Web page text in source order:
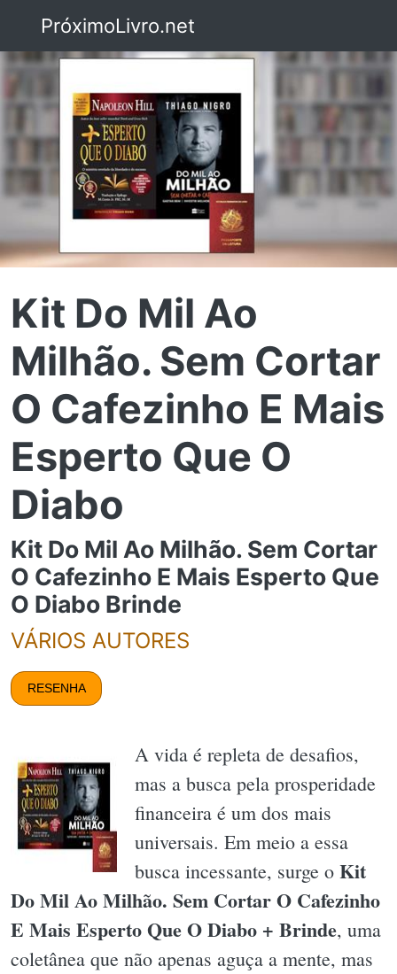
PróximoLivro.net
Kit Do Mil Ao
Milhão. Sem Cortar
O Cafezinho E Mais
Esperto Que O
Diabo
Kit Do Mil Ao Milhão. Sem Cortar
O Cafezinho E Mais Esperto Que
O Diabo Brinde
VÁRIOS AUTORES
RESENHA
A vida é repleta de desafios,
mas a busca pela prosperidade
financeira é um dos mais
universais. Em meio a essa
busca incessante, surge o Kit
Do Mil Ao Milhão. Sem Cortar O Cafezinho
E Mais Esperto Que O Diabo + Brinde, uma
coletânea que não apenas aguça a mente, mas